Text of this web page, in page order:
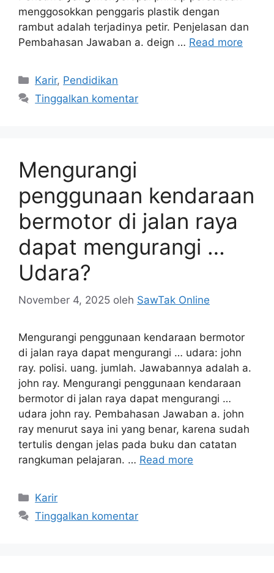
menggosokkan penggaris plastik dengan
rambut adalah terjadinya petir. Penjelasan dan
Pembahasan Jawaban a. deign … Read more
Kategori
Karir, Pendidikan
Tinggalkan komentar
Mengurangi
penggunaan kendaraan
bermotor di jalan raya
dapat mengurangi …
Udara?
November 4, 2025 oleh SawTak Online
Mengurangi penggunaan kendaraan bermotor
di jalan raya dapat mengurangi … udara: john
ray. polisi. uang. jumlah. Jawabannya adalah a.
john ray. Mengurangi penggunaan kendaraan
bermotor di jalan raya dapat mengurangi …
udara john ray. Pembahasan Jawaban a. john
ray menurut saya ini yang benar, karena sudah
tertulis dengan jelas pada buku dan catatan
rangkuman pelajaran. … Read more
Kategori
Karir
Tinggalkan komentar